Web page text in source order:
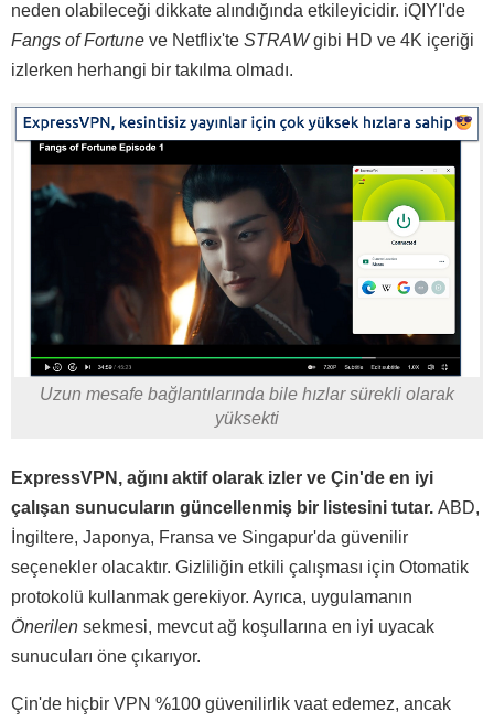
neden olabileceği dikkate alındığında etkileyicidir. iQIYI'de
Fangs of Fortune ve Netflix'te STRAWgibi HD ve 4K içeriği
izlerken herhangi bir takılma olmadı.
Uzun mesafe bağlantılarında bile hızlar sürekli olarak
yüksekti
ExpressVPN, ağını aktif olarak izler ve Çin'de en iyi
çalışan sunucuların güncellenmiş bir listesini tutar. ABD,
İngiltere, Japonya, Fransa ve Singapur'da güvenilir
seçenekler olacaktır. Gizliliğin etkili çalışması için Otomatik
protokolü kullanmak gerekiyor. Ayrıca, uygulamanın
Önerilen sekmesi, mevcut ağ koşullarına en iyi uyacak
sunucuları öne çıkarıyor.
Çin'de hiçbir VPN %100 güvenilirlik vaat edemez, ancak